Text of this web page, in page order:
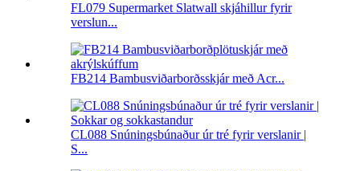
FL079 Supermarket Slatwall skjáhillur fyrir
verslun...
FB214 Bambusviðarborðsskjár með Acr...
CL088 Snúningsbúnaður úr tré fyrir verslanir |
S...